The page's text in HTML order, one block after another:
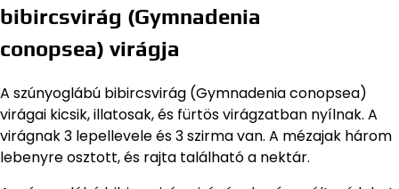
bibircsvirág (Gymnadenia
conopsea) virágja
A szúnyoglábú bibircsvirág (Gymnadenia conopsea)
virágai kicsik, illatosak, és fürtös virágzatban nyílnak. A
virágnak 3 lepellevele és 3 szirma van. A mézajak három
lebenyre osztott, és rajta található a nektár.